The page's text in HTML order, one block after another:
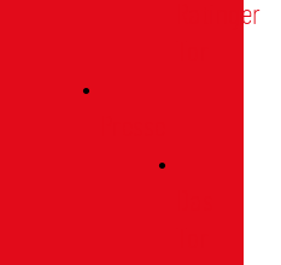
Ratinger